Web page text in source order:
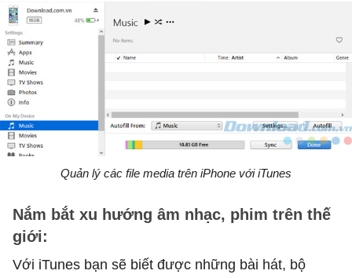
Quản lý các file media trên iPhone với iTunes
Nắm bắt xu hướng âm nhạc, phim trên thế
giới:
Với iTunes bạn sẽ biết được những bài hát, bộ